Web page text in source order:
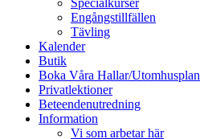
Specialkurser
Engångstillfällen
Tävling
Kalender
Butik
Boka Våra Hallar/Utomhusplan
Privatlektioner
Beteendenutredning
Information
Vi som arbetar här